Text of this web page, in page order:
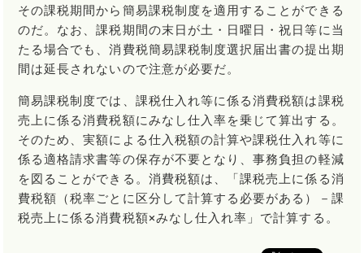
その課税期間から簡易課税制度を適用することができる
のだ。なお、課税期間の末日が土・日曜日・祝日等に当
たる場合でも、消費税簡易課税制度選択届出書の提出期
間は延長されないので注意が必要だ。
簡易課税制度では、課税仕入れ等に係る消費税額は課税
売上に係る消費税額にみなし仕入率を乗じて算出する。
そのため、実額による仕入税額の計算や課税仕入れ等に
係る適格請求書等の保存が不要となり、事務負担の軽減
を図ることができる。消費税額は、「課税売上に係る消
費税額（税率ごとに区分して計算する必要がある）－課
税売上に係る消費税額×みなし仕入れ率」で計算する。